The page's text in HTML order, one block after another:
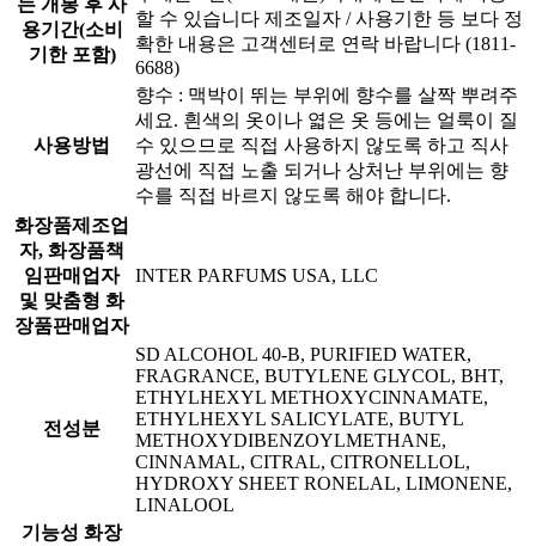
는 개봉 후 사
용기간(소비
기한 포함)
할 수 있습니다 제조일자 / 사용기한 등 보다 정
확한 내용은 고객센터로 연락 바랍니다 (1811-
6688)
사용방법
향수 : 맥박이 뛰는 부위에 향수를 살짝 뿌려주
세요. 흰색의 옷이나 엷은 옷 등에는 얼룩이 질
수 있으므로 직접 사용하지 않도록 하고 직사
광선에 직접 노출 되거나 상처난 부위에는 향
수를 직접 바르지 않도록 해야 합니다.
화장품제조업
자, 화장품책
임판매업자
및 맞춤형 화
장품판매업자
INTER PARFUMS USA, LLC
전성분
SD ALCOHOL 40-B, PURIFIED WATER,
FRAGRANCE, BUTYLENE GLYCOL, BHT,
ETHYLHEXYL METHOXYCINNAMATE,
ETHYLHEXYL SALICYLATE, BUTYL
METHOXYDIBENZOYLMETHANE,
CINNAMAL, CITRAL, CITRONELLOL,
HYDROXY SHEET RONELAL, LIMONENE,
LINALOOL
기능성 화장